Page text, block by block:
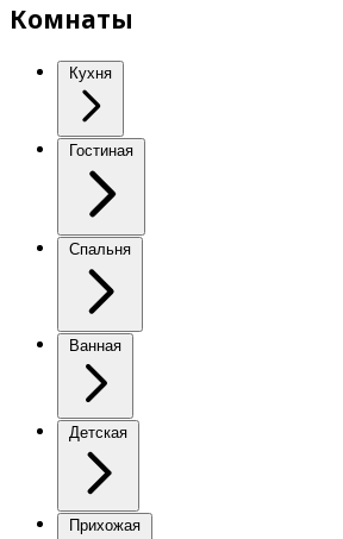
Комнаты
Кухня
Гостиная
Спальня
Ванная
Детская
Прихожая